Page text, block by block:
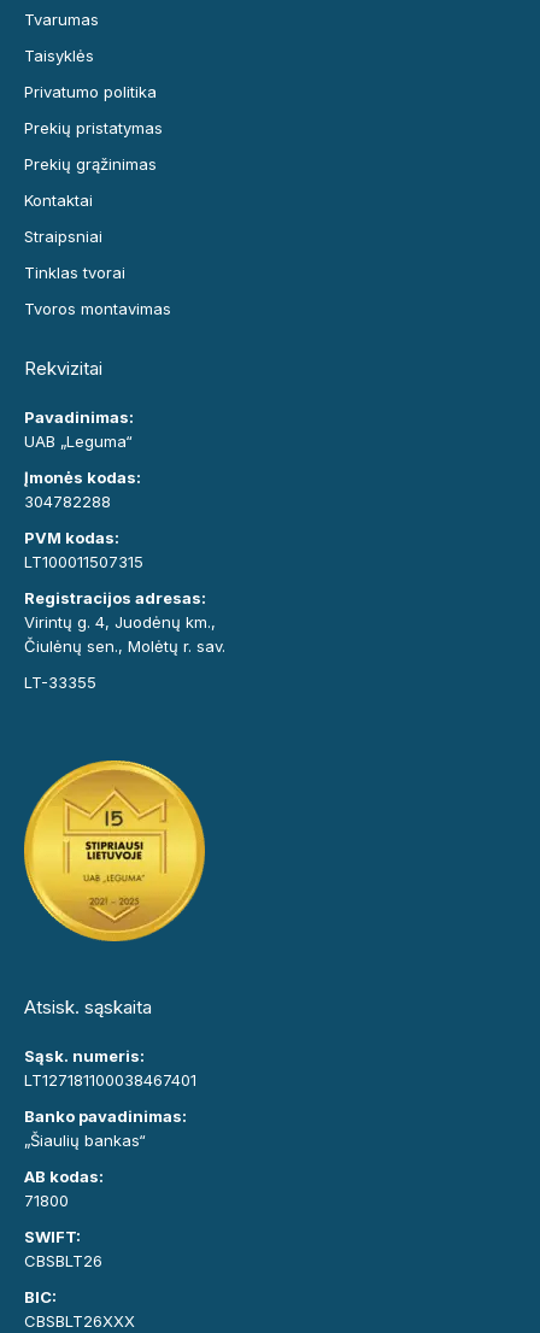
Tvarumas
Taisyklės
Privatumo politika
Prekių pristatymas
Prekių grąžinimas
Kontaktai
Straipsniai
Tinklas tvorai
Tvoros montavimas
Rekvizitai
Pavadinimas:
UAB „Leguma“
Įmonės kodas:
304782288
PVM kodas:
LT100011507315
Registracijos adresas:
Virintų g. 4, Juodėnų km.,
Čiulėnų sen., Molėtų r. sav.
LT-33355
Atsisk. sąskaita
Sąsk. numeris:
LT127181100038467401
Banko pavadinimas:
„Šiaulių bankas“
AB kodas:
71800
SWIFT:
CBSBLT26
BIC:
CBSBLT26XXX